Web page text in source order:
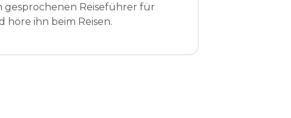
gesprochenen Reiseführer für
höre ihn beim Reisen.